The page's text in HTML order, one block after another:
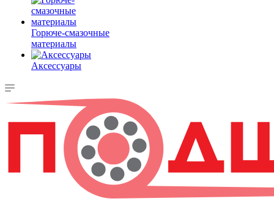
Горюче-смазочные
материалы
Аксессуары